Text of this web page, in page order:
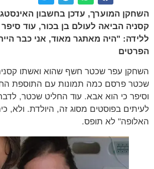
המוערך, עדכן בחשבון
הביאה לעולם בן בכור, עוד סיפר
"היה מאתגר מאוד, אני כבר הייתי
עפר שכטר חשף שהוא ואשתו קסניה
פרסם כמה תמונות עם התוספת
כי הוא אבא. עוד החליט שכטר, לדבר
בפוסטים מסוג זה, היולדת. ולא,
לא תופס.